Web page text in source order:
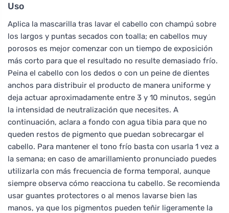
Uso
Aplica la mascarilla tras lavar el cabello con champú sobre
los largos y puntas secados con toalla; en cabellos muy
porosos es mejor comenzar con un tiempo de exposición
más corto para que el resultado no resulte demasiado frío.
Peina el cabello con los dedos o con un peine de dientes
anchos para distribuir el producto de manera uniforme y
deja actuar aproximadamente entre 3 y 10 minutos, según
la intensidad de neutralización que necesites. A
continuación, aclara a fondo con agua tibia para que no
queden restos de pigmento que puedan sobrecargar el
cabello. Para mantener el tono frío basta con usarla 1 vez a
la semana; en caso de amarillamiento pronunciado puedes
utilizarla con más frecuencia de forma temporal, aunque
siempre observa cómo reacciona tu cabello. Se recomienda
usar guantes protectores o al menos lavarse bien las
manos, ya que los pigmentos pueden teñir ligeramente la